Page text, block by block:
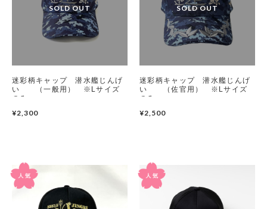
ワッペン
その他グッズ（バッグ・タオル・ストラップ・
潜水艦
迷彩柄キャップ 潜水艦じんげ
い （一般用） ※Lサイズ
のみ
¥2,300
迷彩柄キャップ 潜水艦じんげ
い （佐官用） ※Lサイズ
のみ
¥2,500